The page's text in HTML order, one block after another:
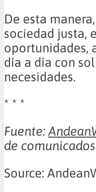
De esta
sociedad justa,
oportunidades,
día a día con
necesidades.
* * *
Fuente:
de
Source: